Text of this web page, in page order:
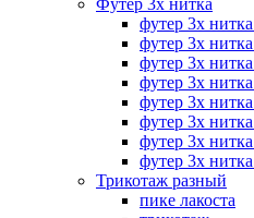
Футер 3х нитка
футер 3х
футер 3х
футер 3х
футер 3х
футер 3х
футер 3х
футер 3х
футер 3х
Трикотаж разный
пике лакоста